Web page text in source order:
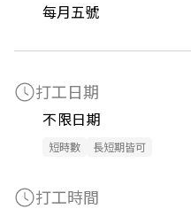
每月五號
打工日期
不限日期
短時數 長短期皆可
打工時間